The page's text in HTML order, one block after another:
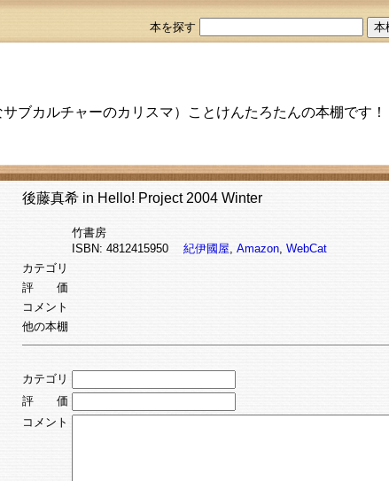
本を探す
ブカルチャーのカリスマ）ことけんたろたんの本棚です！
後藤真希 in Hello! Project 2004 Winter
竹書房
ISBN: 4812415950 紀伊國屋, Amazon, WebCat
カテゴリ
評 価
コメント
他の本棚
カテゴリ
評 価
コメント